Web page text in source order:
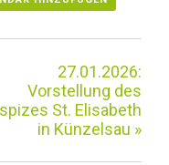
27.01.2026:
Vorstellung des
St. Elisabeth
in Künzelsau »